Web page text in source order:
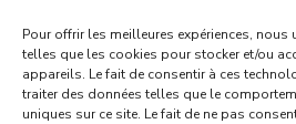
Pour offrir les meilleures expériences,
telles que les cookies pour stocker et/ou
appareils. Le fait de consentir à ces
traiter des données telles que le
uniques sur ce site. Le fait de ne pas
Suivez toutes les
actualités de votre ville !